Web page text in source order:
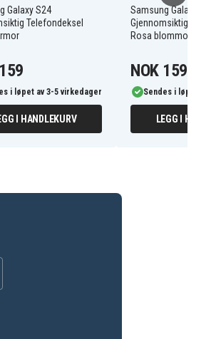
Galaxy S24
Telefondeksel
i løpet av 3-5 virkedager
I HANDLEKURV
Samsung Galaxy S24
Gjennomsiktig
Rosa blommor
NOK 159
Sendes i løpet av
LEGG I